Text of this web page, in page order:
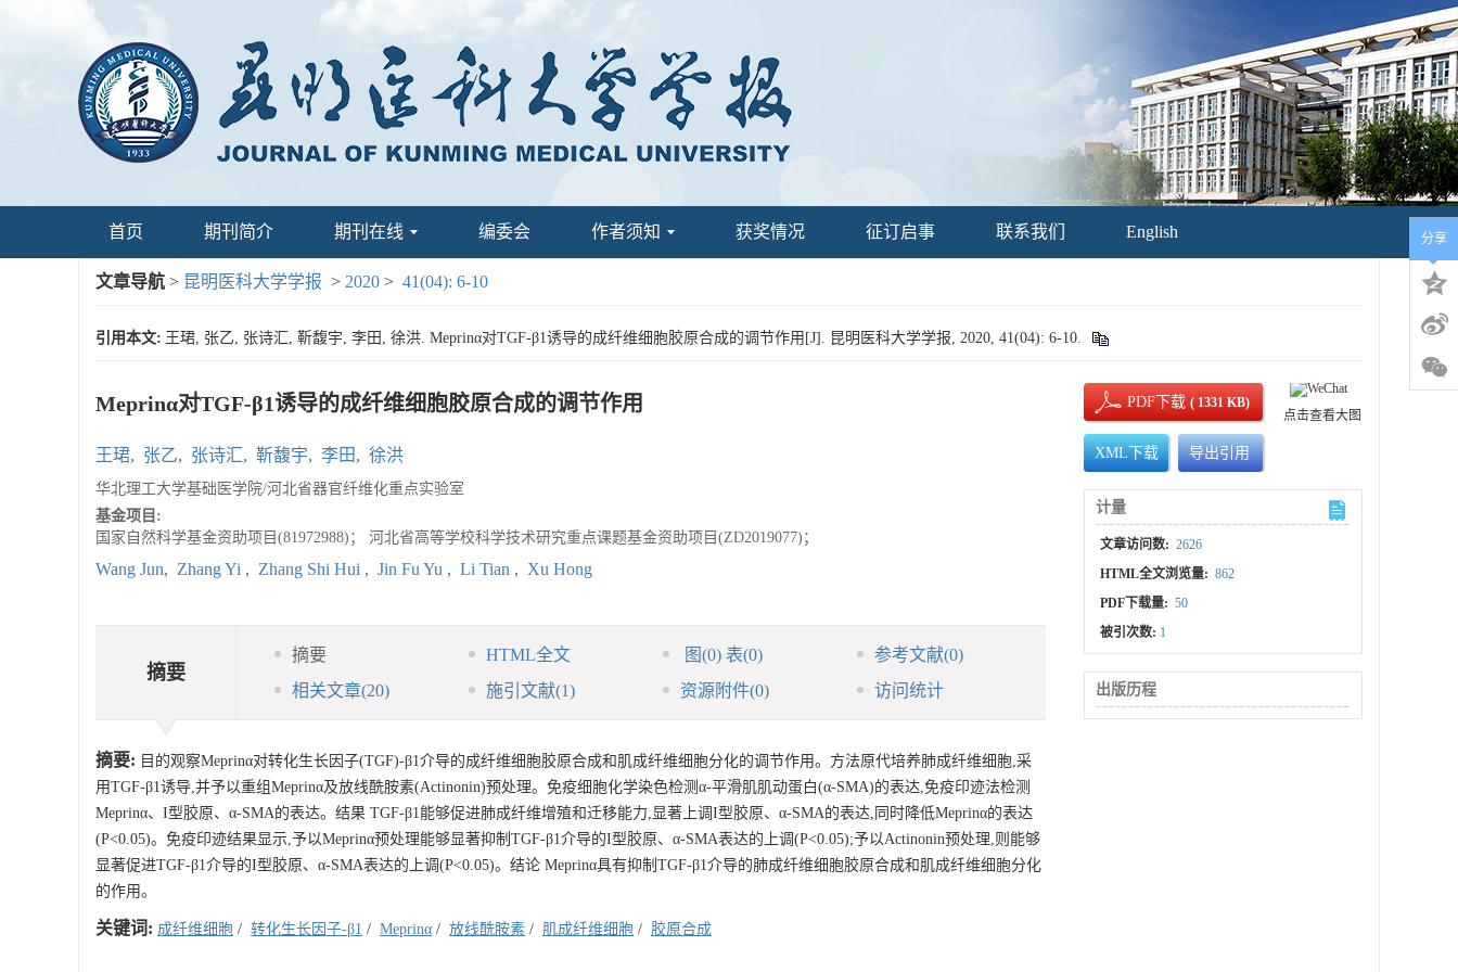
首页 期刊简介 期刊在线 编委会 作者须知 获奖情况 征订启事 联系我们 English
文章导航 > 昆明医科大学学报 > 2020 > 41(04): 6-10
引用本文: 王珺, 张乙, 张诗汇, 靳馥宇, 李田, 徐洪. Meprinα对TGF-β1诱导的成纤维细胞胶原合成的调节作用[J]. 昆明医科大学学报, 2020, 41(04): 6-10.
Meprinα对TGF-β1诱导的成纤维细胞胶原合成的调节作用
王珺, 张乙, 张诗汇, 靳馥宇, 李田, 徐洪
华北理工大学基础医学院/河北省器官纤维化重点实验室
基金项目:
国家自然科学基金资助项目(81972988)； 河北省高等学校科学技术研究重点课题基金资助项目(ZD2019077)；
Wang Jun, Zhang Yi , Zhang Shi Hui , Jin Fu Yu , Li Tian , Xu Hong
摘要
摘要 HTML全文 图(0) 表(0) 参考文献(0)
相关文章(20) 施引文献(1) 资源附件(0) 访问统计
摘要: 目的观察Meprinα对转化生长因子(TGF)-β1介导的成纤维细胞胶原合成和肌成纤维细胞分化的调节作用。方法原代培养肺成纤维细胞,采
用TGF-β1诱导,并予以重组Meprinα及放线酰胺素(Actinonin)预处理。免疫细胞化学染色检测α-平滑肌肌动蛋白(α-SMA)的表达,免疫印迹法检测
Meprinα、I型胶原、α-SMA的表达。结果 TGF-β1能够促进肺成纤维增殖和迁移能力,显著上调I型胶原、α-SMA的表达,同时降低Meprinα的表达
(P<0.05)。免疫印迹结果显示,予以Meprinα预处理能够显著抑制TGF-β1介导的I型胶原、α-SMA表达的上调(P<0.05);予以Actinonin预处理,则能够
显著促进TGF-β1介导的I型胶原、α-SMA表达的上调(P<0.05)。结论 Meprinα具有抑制TGF-β1介导的肺成纤维细胞胶原合成和肌成纤维细胞分化
的作用。
关键词: 成纤维细胞 / 转化生长因子-β1 / Meprinα / 放线酰胺素 / 肌成纤维细胞 / 胶原合成
PDF下载( 1331 KB)
XML下载 导出引用
点击查看大图
计量
文章访问数: 2626
HTML全文浏览量: 862
PDF下载量: 50
被引次数: 1
出版历程
分享